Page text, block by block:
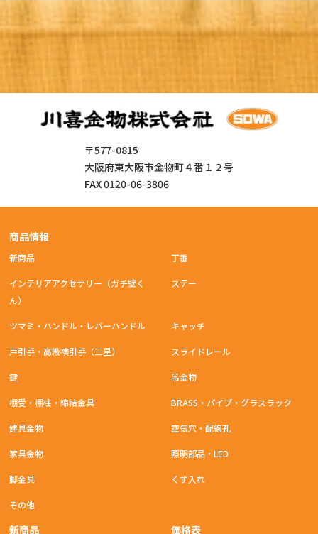
〒577-0815
大阪府東大阪市金物町４番１２号
FAX 0120-06-3806
商品情報
新商品
インテリアアクセサリー（ガチ壁く
ん）
ツマミ・ハンドル・レバーハンドル
戸引手・高級襖引手（三星）
鍵
丁番
ステー
キャッチ
スライドレール
吊金物
棚受・棚柱・締結金具
建具金物
家具金物
脚金具
BRASS・パイプ・グラスラック
空気穴・配線孔
照明部品・LED
くず入れ
その他
新商品 価格表